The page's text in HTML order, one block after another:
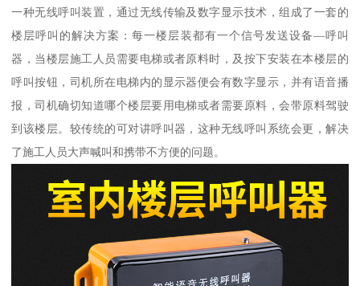
一种无线呼叫装置，通过无线传输及数字显示技术，组成了一套的
楼层呼叫的解决方案：每一楼层装都有一个信号发送设备—呼叫
器，当楼层施工人员需要电梯或者原料时，及按下安装在本楼层的
呼叫按钮，司机所在电梯内的显示器便会有数字显示，并有语音播
报，司机确切知道哪个楼层要用电梯或者需要原料，会带原料驾驶
到该楼层。较传统的可对讲呼叫器，这种无线呼叫系统会更，解决
了施工人员大声喊叫和携带不方便的问题。